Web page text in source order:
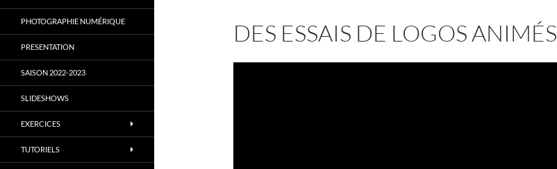
DES ESSAIS DE LOGOS ANIMÉS
PHOTOGRAPHIE NUMÉRIQUE
PRESENTATION
SAISON 2022-2023
SLIDESHOWS
EXERCICES
TUTORIELS